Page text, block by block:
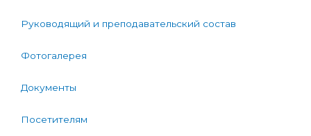
Руководящий и преподавательский состав
Фотогалерея
Документы
Посетителям